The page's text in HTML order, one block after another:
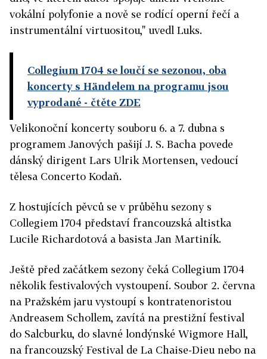
vokální polyfonie a nově se rodící operní řečí a
instrumentální virtuositou," uvedl Luks.
Collegium 1704 se loučí se sezonou, oba
koncerty s Händelem na programu jsou
vyprodané - čtěte ZDE
Velikonoční koncerty souboru 6. a 7. dubna s
programem Janových pašijí J. S. Bacha povede
dánský dirigent Lars Ulrik Mortensen, vedoucí
tělesa Concerto Kodaň.
Z hostujících pěvců se v průběhu sezony s
Collegiem 1704 představí francouzská altistka
Lucile Richardotová a basista Jan Martiník.
Ještě před začátkem sezony čeká Collegium 1704
několik festivalových vystoupení. Soubor 2. června
na Pražském jaru vystoupí s kontratenoristou
Andreasem Schollem, zavítá na prestižní festival
do Salcburku, do slavné londýnské Wigmore Hall,
na francouzský Festival de La Chaise-Dieu nebo na